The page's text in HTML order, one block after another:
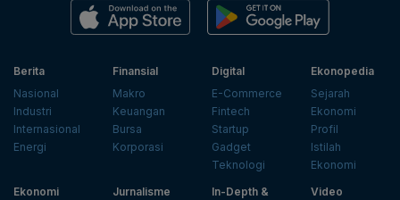
Berita
Nasional
Industri
Internasional
Energi
Finansial
Makro
Keuangan
Bursa
Korporasi
Digital
E-Commerce
Fintech
Startup
Gadget
Teknologi
Ekonopedia
Sejarah
Ekonomi
Profil
Istilah
Ekonomi
Ekonomi
Jurnalisme
In-Depth &
Video